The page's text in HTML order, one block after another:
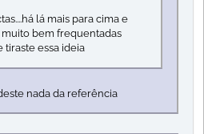
lá mais para cima e
bem frequentadas
tiraste essa ideia
nada da referência